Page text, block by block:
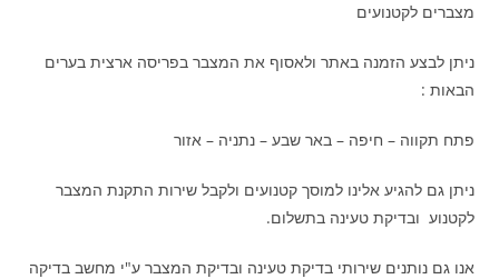
מצברים לקטנועים
ניתן לבצע הזמנה באתר ולאסוף את המצבר בפריסה ארצית בערים
הבאות :
פתח תקווה – חיפה – באר שבע – נתניה – אזור
ניתן גם להגיע אלינו למוסך קטנועים ולקבל שירות התקנת המצבר
לקטנוע ובדיקת טעינה בתשלום.
אנו גם נותנים שירותי בדיקת טעינה ובדיקת המצבר ע"י מחשב בדיקה